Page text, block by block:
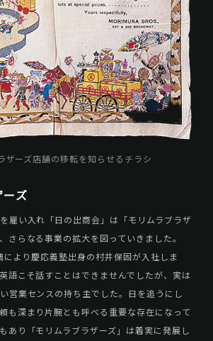
ザーズ店舗の移転を知らせるチラシ
ズ
雇い入れ「日の出商会」は「モリムラブラザ
さらなる事業の拡大を図っていきました。
より慶応義塾出身の村井保固が入社しま
語こそ話すことはできませんでしたが、実は
営業センスの持ち主でした。日を追うにし
も深まり片腕とも呼べる重要な存在になって
あり「モリムラブラザーズ」は着実に発展し